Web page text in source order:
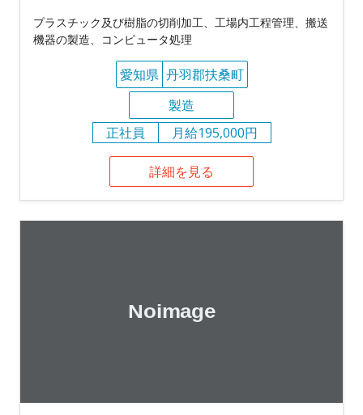
プラスチック及び樹脂の切削加工、工場内工程管理、搬送
機器の製造、コンピュータ処理
愛知県 丹羽郡扶桑町
製造
正社員
月給195,000円
詳細を見る